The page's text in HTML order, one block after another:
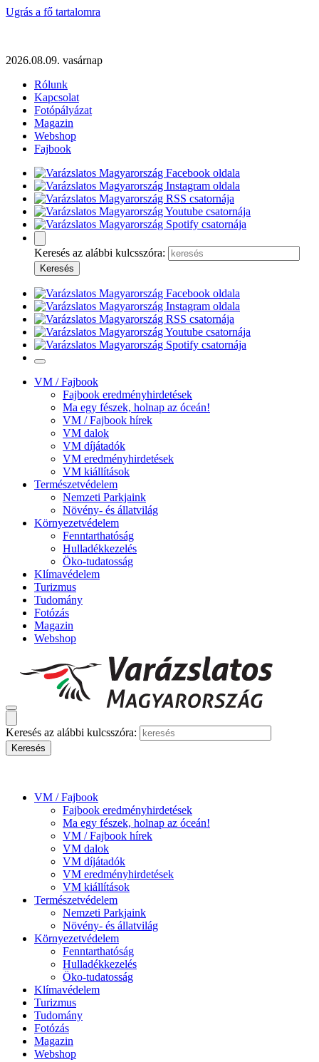
Ugrás a fő tartalomra
2026.08.09. vasárnap
Rólunk
Kapcsolat
Fotópályázat
Magazin
Webshop
Fajbook
Keresés az alábbi kulcsszóra:
VM / Fajbook
Fajbook eredményhirdetések
Ma egy fészek, holnap az óceán!
VM / Fajbook hírek
VM dalok
VM díjátadók
VM eredményhirdetések
VM kiállítások
Természetvédelem
Nemzeti Parkjaink
Növény- és állatvilág
Környezetvédelem
Fenntarthatóság
Hulladékkezelés
Öko-tudatosság
Klímavédelem
Turizmus
Tudomány
Fotózás
Magazin
Webshop
Keresés az alábbi kulcsszóra:
VM / Fajbook
Fajbook eredményhirdetések
Ma egy fészek, holnap az óceán!
VM / Fajbook hírek
VM dalok
VM díjátadók
VM eredményhirdetések
VM kiállítások
Természetvédelem
Nemzeti Parkjaink
Növény- és állatvilág
Környezetvédelem
Fenntarthatóság
Hulladékkezelés
Öko-tudatosság
Klímavédelem
Turizmus
Tudomány
Fotózás
Magazin
Webshop